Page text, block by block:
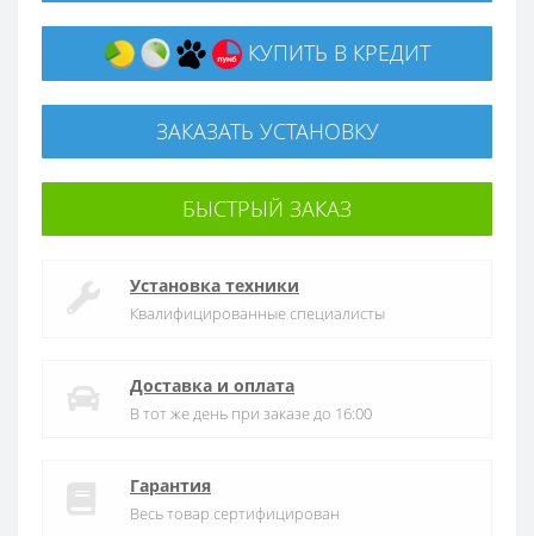
КУПИТЬ В КРЕДИТ
ЗАКАЗАТЬ УСТАНОВКУ
БЫСТРЫЙ ЗАКАЗ
Установка техники
Квалифицированные специалисты
Доставка и оплата
В тот же день при заказе до 16:00
Гарантия
Весь товар сертифицирован